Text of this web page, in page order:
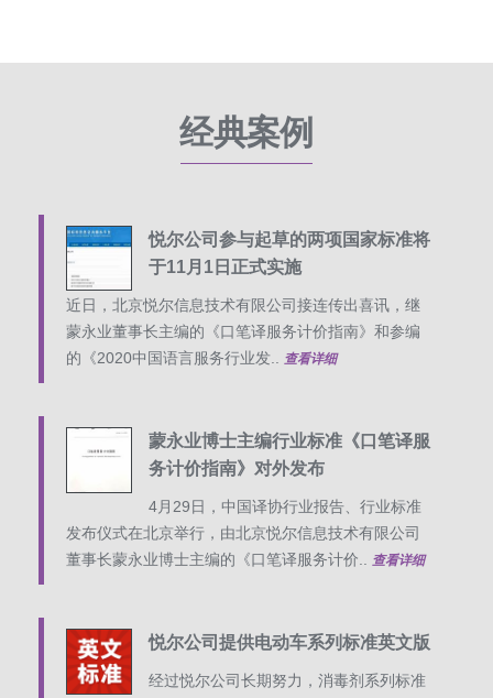
经典案例
悦尔公司参与起草的两项国家标准将
于11月1日正式实施
近日，北京悦尔信息技术有限公司接连传出喜讯，继
蒙永业董事长主编的《口笔译服务计价指南》和参编
的《2020中国语言服务行业发..
查看详细
蒙永业博士主编行业标准《口笔译服
务计价指南》对外发布
4月29日，中国译协行业报告、行业标准
发布仪式在北京举行，由北京悦尔信息技术有限公司
董事长蒙永业博士主编的《口笔译服务计价..
查看详细
悦尔公司提供电动车系列标准英文版
经过悦尔公司长期努力，消毒剂系列标准